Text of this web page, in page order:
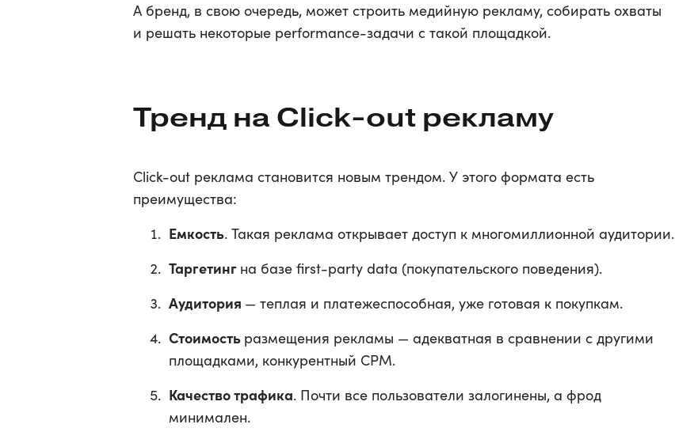
А бренд, в свою очередь, может строить медийную рекламу, собирать охваты
и решать некоторые performance-задачи с такой площадкой.
Тренд на Click-out рекламу
Click-out реклама становится новым трендом. У этого формата есть
преимущества:
Емкость. Такая реклама открывает доступ к многомиллионной аудитории.
Таргетинг на базе first-party data (покупательского поведения).
Аудитория — теплая и платежеспособная, уже готовая к покупкам.
Стоимость размещения рекламы — адекватная в сравнении с другими
площадками, конкурентный CPM.
Качество трафика. Почти все пользователи залогинены, а фрод
минимален.